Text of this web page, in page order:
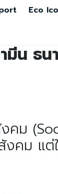
Eco
ามีน ธ
คม
คม แต่